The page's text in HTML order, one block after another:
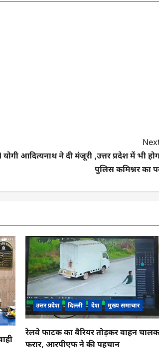
आदित्यनाथ ने दी मंजूरी ,उत्तर प्रदेश में भी
पुलिस कमिश्नर का
उत्तर प्रदेश दिल्ली देश मुख्य समाचार
रेलवे फाटक का बैरियर तोड़कर वाहन
फरार, आरपीएफ ने की पहचान